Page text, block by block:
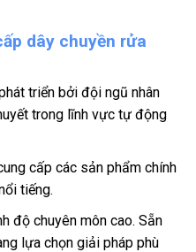
dây chuyền rửa
triển bởi đội ngũ nhân
trong lĩnh vực tự động
cấp các sản phẩm chính
tiếng.
độ chuyên môn cao. Sẵn
lựa chọn giải pháp phù